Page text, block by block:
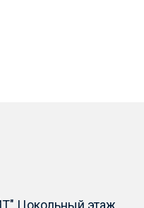
Цокольный этаж.